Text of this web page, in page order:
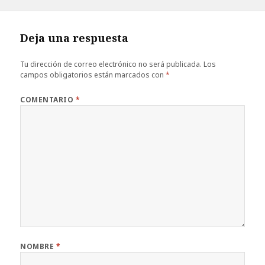
Deja una respuesta
Tu dirección de correo electrónico no será publicada. Los
campos obligatorios están marcados con*
COMENTARIO *
NOMBRE *